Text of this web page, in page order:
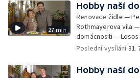
27 min
Hobby naší
Renovace židle —
Rothmayerova vila
domácnosti — Losos
Poslední vysílání31.
Hobby naší